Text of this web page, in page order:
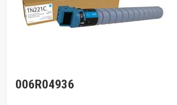
006R04936